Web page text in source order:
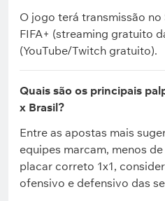
O jogo terá transmissão
FIFA+ (streaming gratuito
(YouTube/Twitch gratuito).
Quais são os principais
x Brasil?
Entre as apostas mais
equipes marcam, menos
placar correto 1x1,
ofensivo e defensivo das